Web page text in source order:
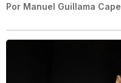
Por Manuel Guillama